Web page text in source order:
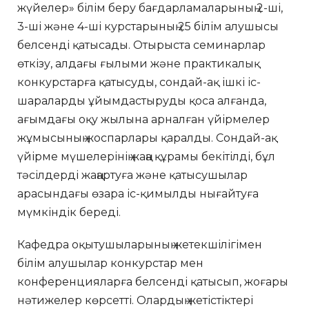
жүйелер» білім беру бағдарламаларының 2-ші,
3-ші және 4-ші курстарының 25 білім алушысы
белсенді қатысады. Отырыста семинарлар
өткізу, алдағы ғылыми және практикалық
конкурстарға қатысуды, сондай-ақ ішкі іс-
шараларды ұйымдастыруды қоса алғанда,
ағымдағы оқу жылына арналған үйірмелер
жұмысының жоспарлары қаралды. Сондай-ақ
үйірме мүшелерінің жаңа құрамы бекітілді, бұл
тәсілдерді жаңартуға және қатысушылар
арасындағы өзара іс-қимылды нығайтуға
мүмкіндік береді.
Кафедра оқытушыларының жетекшілігімен
білім алушылар конкурстар мен
конференцияларға белсенді қатысып, жоғары
нәтижелер көрсетті. Олардың жетістіктері